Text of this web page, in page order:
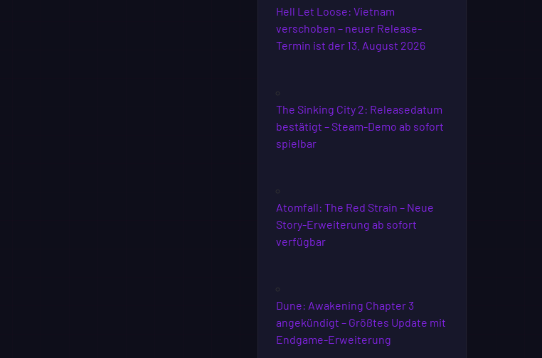
Hell Let Loose: Vietnam
verschoben – neuer Release-
Termin ist der 13. August 2026
The Sinking City 2: Releasedatum
bestätigt – Steam-Demo ab sofort
spielbar
Atomfall: The Red Strain – Neue
Story-Erweiterung ab sofort
verfügbar
Dune: Awakening Chapter 3
angekündigt – Größtes Update mit
Endgame-Erweiterung